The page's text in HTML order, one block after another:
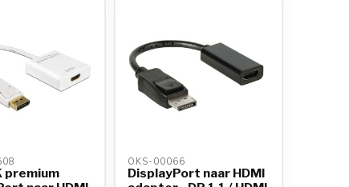
premium
OKS-00066
DisplayPort naar HDMI